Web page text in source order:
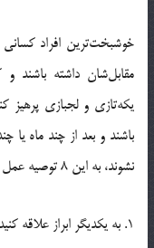
خوشبخت‌ترين افراد
مقابل‌شان داشته باشند
يکه‌تازي و لجبازي پرهيز
باشند و بعد از چند ماه
نشوند، به اين 8 توصيه عمل کنند.
1. به يکديگر ابراز علاقه کنيد: